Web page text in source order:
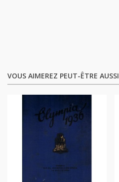
VOUS AIMEREZ PEUT-ÊTRE AUSSI